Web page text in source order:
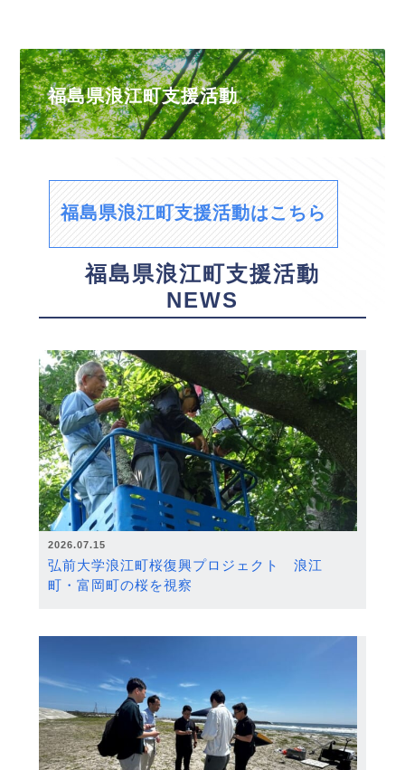
福島県浪江町支援活動
福島県浪江町支援活動はこちら
福島県浪江町支援活動
NEWS
2026.07.15
弘前大学浪江町桜復興プロジェクト 浪江
町・富岡町の桜を視察